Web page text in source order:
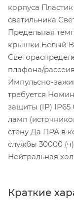
корпуса
светильника
Предельная
крышки Белый
плафона/
Импульсно-
требуется
защиты (IP) IP65
ламп
стену Да ПРА в
службы 30000
Нейтральная
Краткие